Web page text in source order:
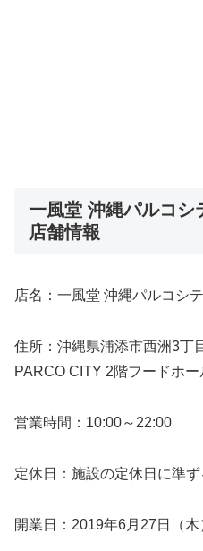
一風堂 沖縄パルコシ
店舗情報
店名：一風堂 沖縄パルコシ
住所：沖縄県浦添市西洲3丁
PARCO CITY 2階フードホー
営業時間：10:00～22:00
定休日：施設の定休日に準ず
開業日：2019年6月27日（木